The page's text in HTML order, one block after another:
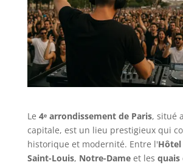
Le 4ᵉ arrondissement de Paris, situé
capitale, est un lieu prestigieux qui
historique et modernité. Entre l'Hôtel
Saint-Louis, Notre-Dameet les quais